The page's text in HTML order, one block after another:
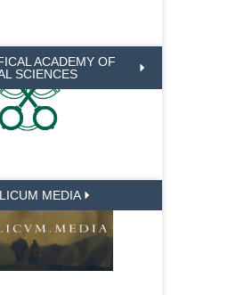
ACADEMY OF
SCIENCES
MEDIA